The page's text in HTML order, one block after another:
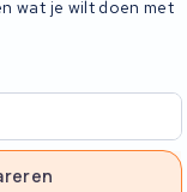
wat je wilt doen met